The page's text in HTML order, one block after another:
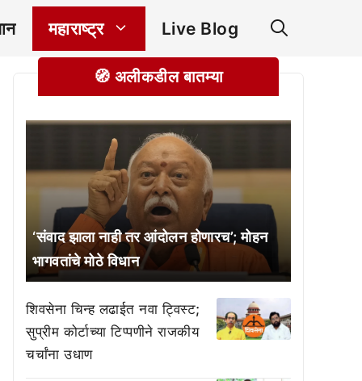
महाराष्ट्र Live Blog
🧭 अलीकडील बातम्या
‘संवाद झाला नाही तर आंदोलन होणारच’; मोहन
भागवतांचे मोठे विधान
शिवसेना चिन्ह लढाईत नवा ट्विस्ट;
सुप्रीम कोर्टाच्या टिप्पणीने राजकीय
चर्चांना उधाण